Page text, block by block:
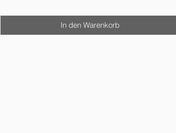
In den Warenkorb